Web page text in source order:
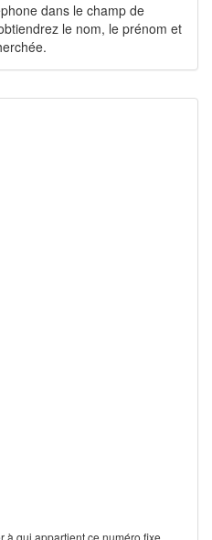
dans le champ de
le nom, le prénom et
qui appartient ce numéro fixe,